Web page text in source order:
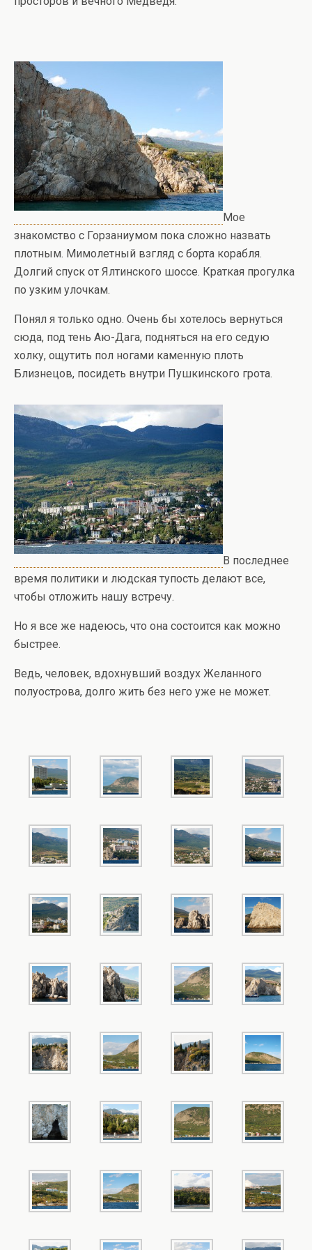
Мое
знакомство с Горзаниумом пока сложно назвать
плотным. Мимолетный взгляд с борта корабля.
Долгий спуск от Ялтинского шоссе. Краткая прогулка
по узким улочкам.
Понял я только одно. Очень бы хотелось вернуться
сюда, под тень Аю-Дага, подняться на его седую
холку, ощутить пол ногами каменную плоть
Близнецов, посидеть внутри Пушкинского грота.
В последнее
время политики и людская тупость делают все,
чтобы отложить нашу встречу.
Но я все же надеюсь, что она состоится как можно
быстрее.
Ведь, человек, вдохнувший воздух Желанного
полуострова, долго жить без него уже не может.